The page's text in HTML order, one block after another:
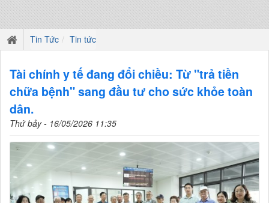
Tin Tức Tin tức
Tài chính y tế đang đổi chiều: Từ "trả tiền
chữa bệnh" sang đầu tư cho sức khỏe toàn
dân.
Thứ bảy - 16/05/2026 11:35